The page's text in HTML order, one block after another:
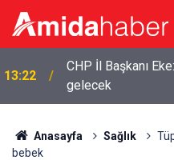
13:22
CHP İl Başkanı
gelecek
Anasayfa Sağlık
bebek